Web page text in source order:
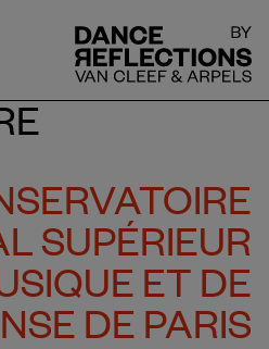
SUPÉRIEUR
ET DE
DE PARIS